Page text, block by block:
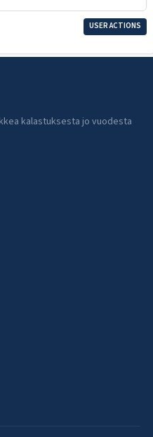
USER ACTIONS
kalastuksesta jo vuodesta